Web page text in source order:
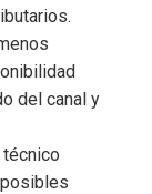
del canal y